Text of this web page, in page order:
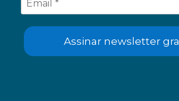
Assinar newsletter